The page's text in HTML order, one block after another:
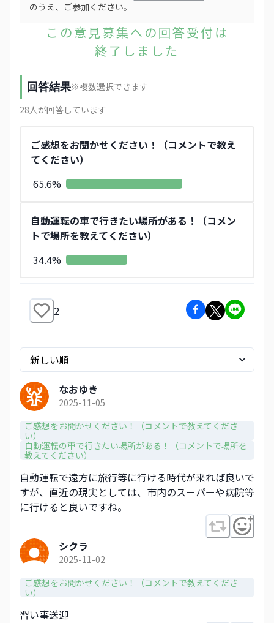
のうえ、ご参加ください。
この意見募集への回答受付は
終了しました
回答結果※複数選択できます
28人が回答しています
ご感想をお聞かせください！（コメントで教え
てください）
65.6%
自動運転の車で行きたい場所がある！（コメン
トで場所を教えてください）
34.4%
2
なおゆき
2025-11-05
ご感想をお聞かせください！（コメントで教えてくださ
い）
自動運転の車で行きたい場所がある！（コメントで場所を
教えてください）
自動運転で遠方に旅行等に行ける時代が来れば良いで
すが、直近の現実としては、市内のスーパーや病院等
に行けると良いですね。
シクラ
2025-11-02
ご感想をお聞かせください！（コメントで教えてくださ
い）
習い事送迎